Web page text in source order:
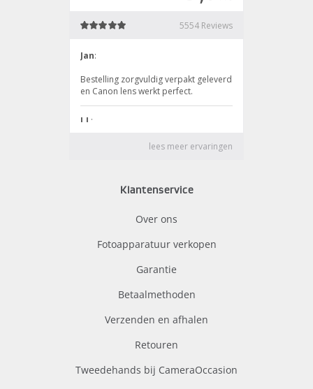
Klantenservice
Over ons
Fotoapparatuur verkopen
Garantie
Betaalmethoden
Verzenden en afhalen
Retouren
Tweedehands bij CameraOccasion